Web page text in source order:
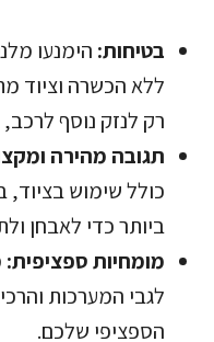
בטיחות: הימנעו
ללא הכשרה וציוד
רק לנזק נוסף
תגובה מהירה
כולל שימוש בציוד,
ביותר כדי לאבחן
מומחיות ספציפית:
לגבי המערכות
הספציפי שלכם.